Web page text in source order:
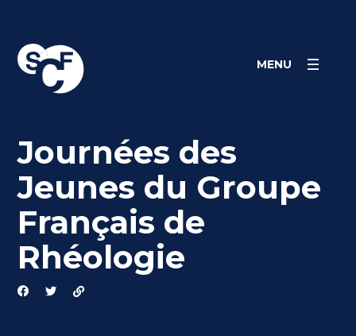
content
MENU
Journées des
Jeunes du Groupe
Français de
Rhéologie